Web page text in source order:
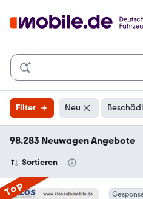
Filter Neu
98.283 Neuwagen Angebote
Sortieren
Top